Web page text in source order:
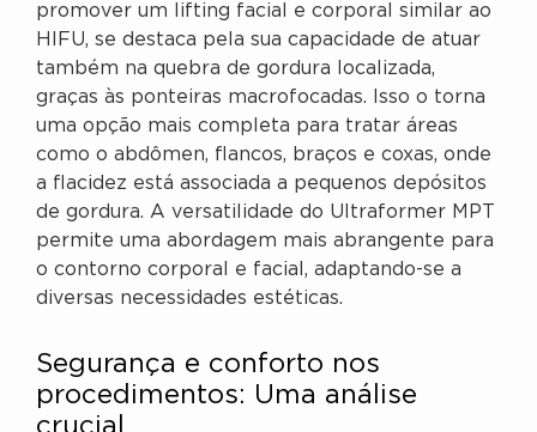
promover um lifting facial e corporal similar ao
HIFU, se destaca pela sua capacidade de atuar
também na quebra de gordura localizada,
graças às ponteiras macrofocadas. Isso o torna
uma opção mais completa para tratar áreas
como o abdômen, flancos, braços e coxas, onde
a flacidez está associada a pequenos depósitos
de gordura. A versatilidade do Ultraformer MPT
permite uma abordagem mais abrangente para
o contorno corporal e facial, adaptando-se a
diversas necessidades estéticas.
Segurança e conforto nos
procedimentos: Uma análise
crucial